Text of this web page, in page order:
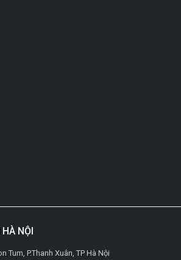
NỘI
Tum, P.Thanh Xuân, TP Hà Nội